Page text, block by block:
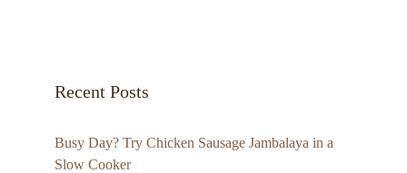
Recent Posts
Busy Day? Try Chicken Sausage Jambalaya in a
Slow Cooker